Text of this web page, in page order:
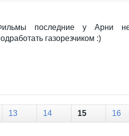
последние у Арни
газорезчиком :)
13 14 15 16